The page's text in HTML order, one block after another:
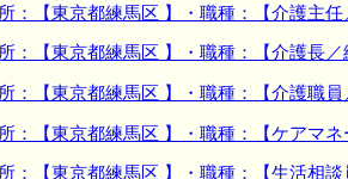
【東京都練馬区 】・職種：【介護主任
【東京都練馬区 】・職種：【介護長／
【東京都練馬区 】・職種：【介護職員
【東京都練馬区 】・職種：【ケアマネ
【東京都練馬区 】・職種：【生活相談